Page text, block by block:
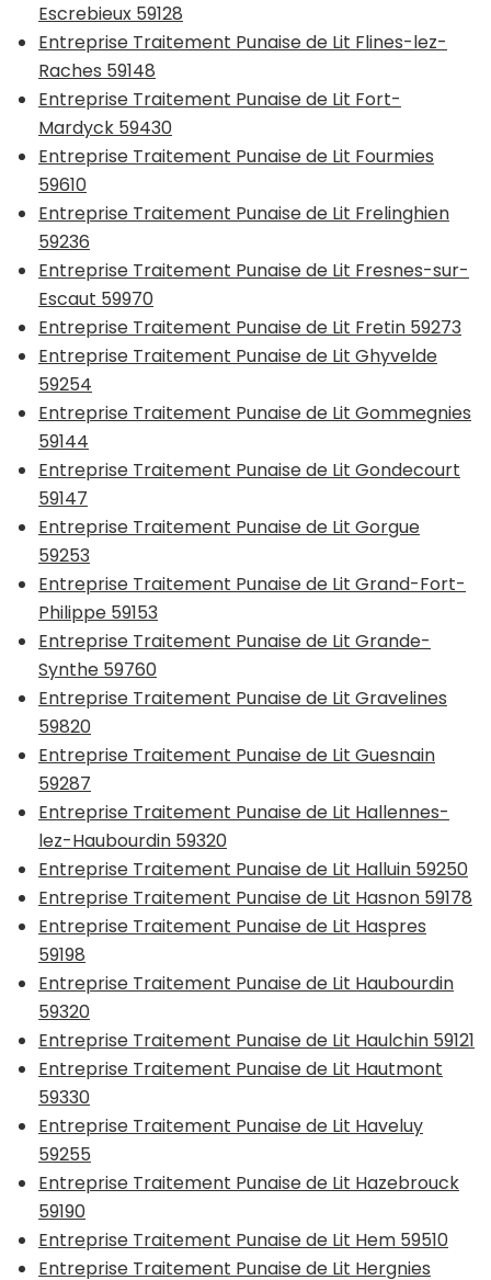
Escrebieux 59128
Entreprise Traitement Punaise de Lit Flines-lez-
Raches 59148
Entreprise Traitement Punaise de Lit Fort-
Mardyck 59430
Entreprise Traitement Punaise de Lit Fourmies
59610
Entreprise Traitement Punaise de Lit Frelinghien
59236
Entreprise Traitement Punaise de Lit Fresnes-sur-
Escaut 59970
Entreprise Traitement Punaise de Lit Fretin 59273
Entreprise Traitement Punaise de Lit Ghyvelde
59254
Entreprise Traitement Punaise de Lit Gommegnies
59144
Entreprise Traitement Punaise de Lit Gondecourt
59147
Entreprise Traitement Punaise de Lit Gorgue
59253
Entreprise Traitement Punaise de Lit Grand-Fort-
Philippe 59153
Entreprise Traitement Punaise de Lit Grande-
Synthe 59760
Entreprise Traitement Punaise de Lit Gravelines
59820
Entreprise Traitement Punaise de Lit Guesnain
59287
Entreprise Traitement Punaise de Lit Hallennes-
lez-Haubourdin 59320
Entreprise Traitement Punaise de Lit Halluin 59250
Entreprise Traitement Punaise de Lit Hasnon 59178
Entreprise Traitement Punaise de Lit Haspres
59198
Entreprise Traitement Punaise de Lit Haubourdin
59320
Entreprise Traitement Punaise de Lit Haulchin 59121
Entreprise Traitement Punaise de Lit Hautmont
59330
Entreprise Traitement Punaise de Lit Haveluy
59255
Entreprise Traitement Punaise de Lit Hazebrouck
59190
Entreprise Traitement Punaise de Lit Hem 59510
Entreprise Traitement Punaise de Lit Hergnies